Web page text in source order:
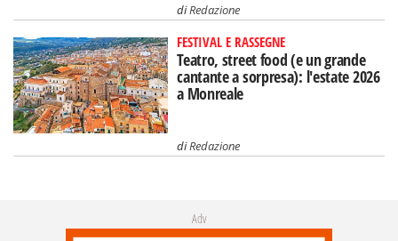
diRedazione
FESTIVAL E RASSEGNE
Teatro, street food (e un grande
cantante a sorpresa): l'estate 2026
a Monreale
diRedazione
Adv